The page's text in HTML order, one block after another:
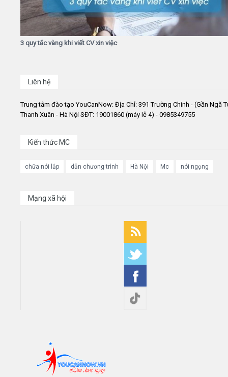
3 quy tắc vàng khi viết CV xin việc
Liên hệ
Trung tâm đào tạo YouCanNow: Địa Chỉ: 391 Trường Chinh - (Gần Ngã
Thanh Xuân - Hà Nội SĐT: 19001860 (máy lẻ 4) - 0985349755
Kiến thức MC
chữa nói lắp dẫn chương trình Hà Nội Mc nói ngọng
Mạng xã hội